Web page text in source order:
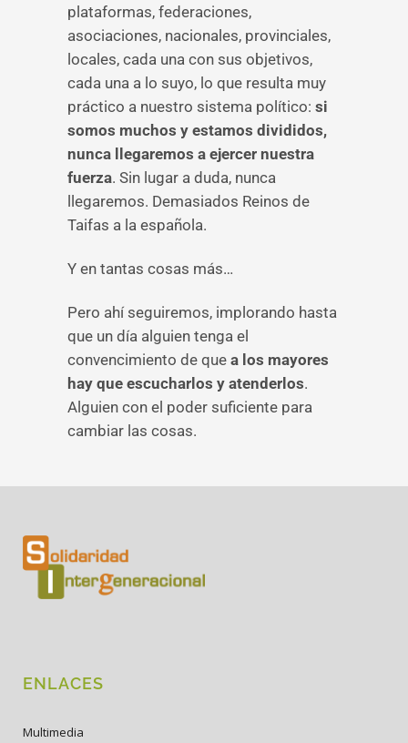
plataformas, federaciones,
asociaciones, nacionales, provinciales,
locales, cada una con sus objetivos,
cada una a lo suyo, lo que resulta muy
práctico a nuestro sistema político: si
somos muchos y estamos divididos,
nunca llegaremos a ejercer nuestra
fuerza. Sin lugar a duda, nunca
llegaremos. Demasiados Reinos de
Taifas a la española.
Y en tantas cosas más…
Pero ahí seguiremos, implorando hasta
que un día alguien tenga el
convencimiento de que a los mayores
hay que escucharlos y atenderlos.
Alguien con el poder suficiente para
cambiar las cosas.
ENLACES
Multimedia